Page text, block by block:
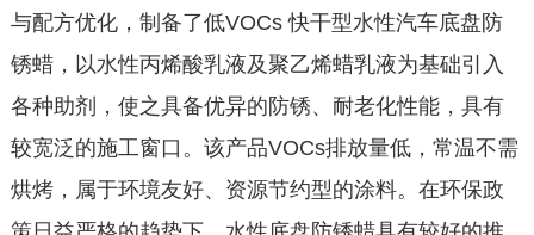
与配方优化，制备了低VOCs 快干型水性汽车底盘防
锈蜡，以水性丙烯酸乳液及聚乙烯蜡乳液为基础引入
各种助剂，使之具备优异的防锈、耐老化性能，具有
较宽泛的施工窗口。该产品VOCs排放量低，常温不需
烘烤，属于环境友好、资源节约型的涂料。在环保政